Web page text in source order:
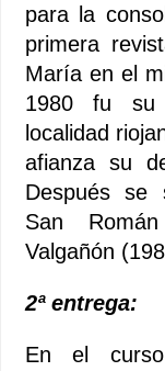
para la
primera
María en el
1980 fu su
localidad
afianza su
Después se
San
Valgañón
2ª entrega:
En el